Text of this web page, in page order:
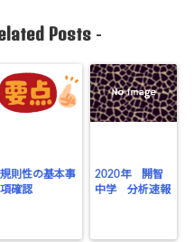
Posts-
規則性の基本事
項確認
2020年 開智
中学 分析速報